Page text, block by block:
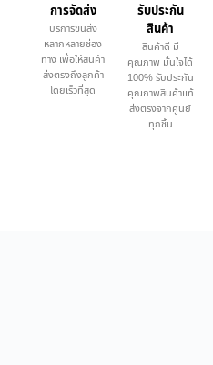
การจัดส่ง
บริการขนส่ง
หลากหลายช่อง
ทาง เพื่อให้สินค้า
ส่งตรงถึงลูกค้า
โดยเร็วที่สุด
รับประกัน
สินค้า
สินค้าดี มี
คุณภาพ มั่นใจได้
100% รับประกัน
คุณภาพสินค้าแท้
ส่งตรงจากศูนย์
ทุกชิ้น